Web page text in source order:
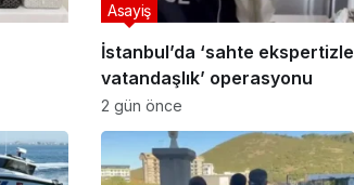
İstanbul’da ‘sahte ekspertizle
vatandaşlık’ operasyonu
Asayiş
2 gün önce